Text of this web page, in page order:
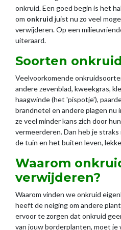
onkruid. Een goed begin is het
om onkruid juist nu zo veel
verwijderen. Op een
uiteraard.
Soorten onkruid
Veelvoorkomende
andere zevenblad, kweekgras,
haagwinde (het 'pispotje'),
brandnetel en andere plagen nu
ze veel minder kans zich door
vermeerderen. Dan heb je
de tuin en het buiten leven,
Waarom
verwijderen?
Waarom vinden we onkruid
heeft de neiging om andere
ervoor te zorgen dat onkruid
van jouw borderplanten, moet je